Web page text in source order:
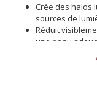
Crée des halos
sources de
Réduit
une peau
Apporte une